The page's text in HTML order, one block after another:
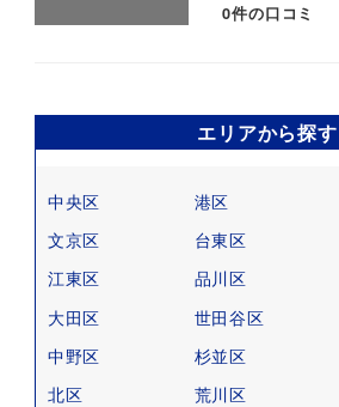
0件の口コミ
エリアから探す
中央区 港区
文京区
台東区
江東区
品川区
大田区
世田谷区
中野区
杉並区
北区
荒川区